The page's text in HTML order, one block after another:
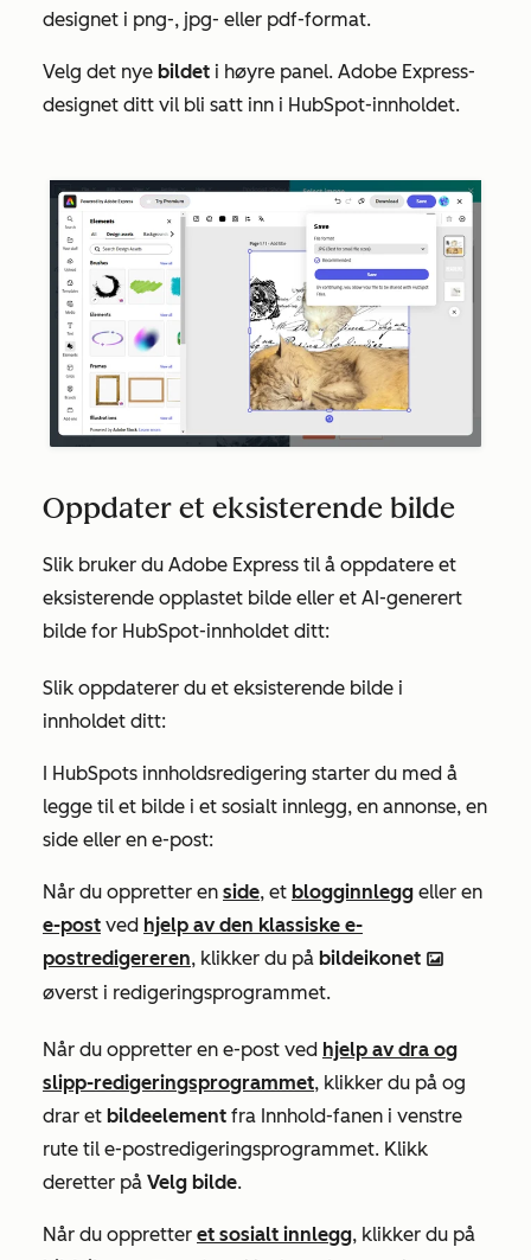
designet i png-, jpg- eller pdf-format.
Velg det nye bildet i høyre panel. Adobe Express-
designet ditt vil bli satt inn i HubSpot-innholdet.
Oppdater et eksisterende bilde
Slik bruker du Adobe Express til å oppdatere et
eksisterende opplastet bilde eller et AI-generert
bilde for HubSpot-innholdet ditt:
Slik oppdaterer du et eksisterende bilde i
innholdet ditt:
I HubSpots innholdsredigering starter du med å
legge til et bilde i et sosialt innlegg, en annonse, en
side eller en e-post:
Når du oppretter en side, et blogginnlegg eller en
e-post ved hjelp av den klassiske e-
postredigereren, klikker du på bildeikonet insertImage
øverst i redigeringsprogrammet.
Når du oppretter en e-post ved hjelp av dra og
slipp-redigeringsprogrammet, klikker du på og
drar et bildeelement fra Innhold-fanen i venstre
rute til e-postredigeringsprogrammet. Klikk
deretter på Velg bilde.
Når du oppretter et sosialt innlegg, klikker du på